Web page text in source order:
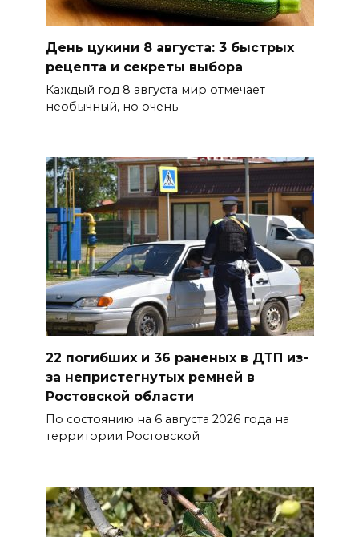
08 августа 2026 09:19
Более 30 БПЛА сбили ночью в
пяти районах Ростовской
области
Дабы счастье семейное
сберечь – спрячьте первое
сорванное яблоко: приметы
на 8 августа
07 августа 2026 22:04
В Железнодорожном районе
Ростова-на-Дону на сутки
капремонта сетей
07 августа 2026 20:32
Полиция ищет вандалов,
07 августа 2026 20:12
День цукини 8 августа: 3 быстрых
рецепта и секреты выбора
Каждый год 8 августа мир отмечает
необычный, но очень
22 погибших и 36 раненых в ДТП из-
за непристегнутых ремней в
Ростовской области
По состоянию на 6 августа 2026 года на
территории Ростовской